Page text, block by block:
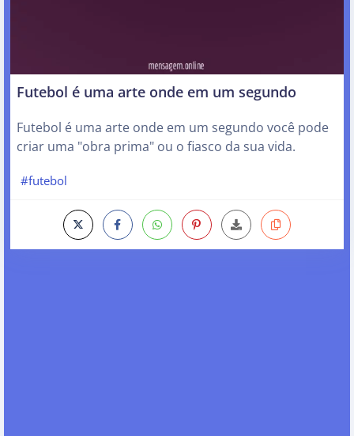
Futebol é uma arte onde em um segundo
Futebol é uma arte onde em um segundo você pode
criar uma "obra prima" ou o fiasco da sua vida.
#futebol